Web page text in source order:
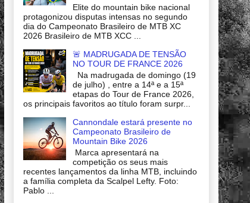
Elite do mountain bike nacional
protagonizou disputas intensas no segundo
dia do Campeonato Brasileiro de MTB XC
2026 Brasileiro de MTB XCC ...
🚨 MADRUGADA DE TENSÃO
NO TOUR DE FRANCE 2026
Na madrugada de domingo (19
de julho) , entre a 14ª e a 15ª
etapas do Tour de France 2026,
os principais favoritos ao título foram surpr...
Cannondale estará presente no
Campeonato Brasileiro de
Mountain Bike 2026
Marca apresentará na
competição os seus mais
recentes lançamentos da linha MTB, incluindo
a família completa da Scalpel Lefty. Foto:
Pablo ...